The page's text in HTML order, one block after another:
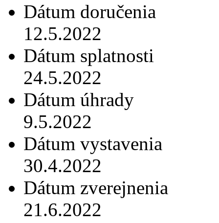
Dátum doručenia
12.5.2022
Dátum splatnosti
24.5.2022
Dátum úhrady
9.5.2022
Dátum vystavenia
30.4.2022
Dátum zverejnenia
21.6.2022